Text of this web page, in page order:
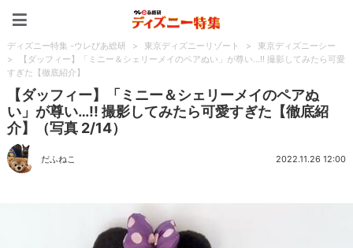
ディズニー特集 -ウレぴあ総研 > 東京ディズニーリゾート >
東京ディズニーシー
>
【ダッフィー】「ミニー＆シェリーメイのペアぬい」が尊い…!! 撮影してみたら可愛
すぎた【徹底紹介】
【ダッフィー】「ミニー＆シェリーメイのペアぬ
い」が尊い…!! 撮影してみたら可愛すぎた【徹底紹
介】（写真 2/14）
だふねこ 2022.11.26 12:00